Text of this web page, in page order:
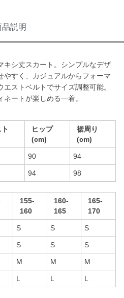
品説明
キシ丈スカート。シンプルなデザ
やすく、カジュアルからフォーマ
ストベルトでサイズ調整可能。
ートが楽しめる一着。
ヒップ
(cm)
裾周り
(cm)
90 94
94 98
155-
160
160-
165
165-
170
S S S
S S S
M M M
L L L